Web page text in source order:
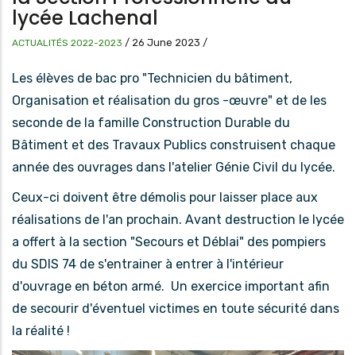
lycée Lachenal
ACTUALITÉS 2022-2023 / 26 June 2023 /
Les élèves de bac pro "Technicien du bâtiment,
Organisation et réalisation du gros -œuvre" et de les
seconde de la famille Construction Durable du
Bâtiment et des Travaux Publics construisent chaque
année des ouvrages dans l'atelier Génie Civil du lycée.
Ceux-ci doivent être démolis pour laisser place aux
réalisations de l'an prochain. Avant destruction le lycée
a offert à la section "Secours et Déblai" des pompiers
du SDIS 74 de s'entrainer à entrer à l'intérieur
d'ouvrage en béton armé. Un exercice important afin
de secourir d'éventuel victimes en toute sécurité dans
la réalité !